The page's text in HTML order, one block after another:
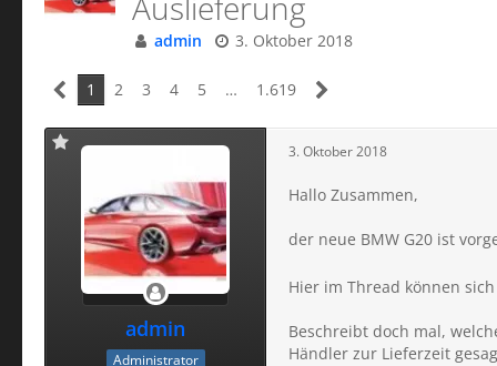
admin 3. Oktober 2018
1 2 3 4 5 … 1.619
admin
Administrator
3. Oktober 2018
Hallo Zusammen,
der neue BMW G20 ist
Hier im Thread können
Beschreibt doch mal,
Händler zur Lieferzeit